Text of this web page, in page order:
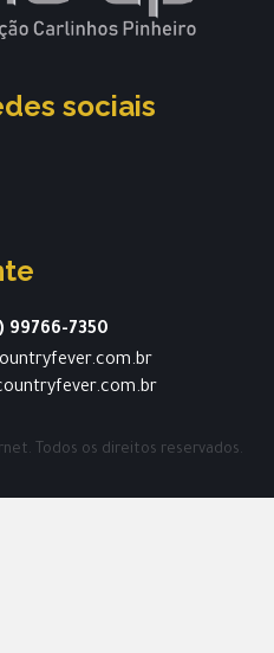
sociais
99766-7350
Todos os direitos reservados.